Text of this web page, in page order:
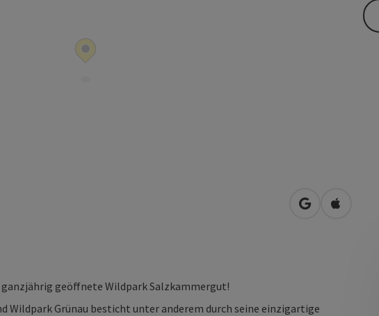
in Googlein Apple
geöffnete Wildpark Salzkammergut!
Wildpark Grünau besticht unter anderem durch seine einzigartige